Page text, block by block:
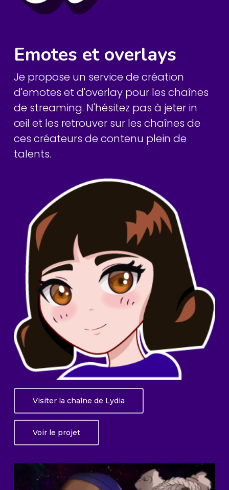
Emotes et overlays
Je propose un service de création
d'emotes et d'overlay pour les chaînes
de streaming. N'hésitez pas à jeter in
œil et les retrouver sur les chaînes de
ces créateurs de contenu plein de
talents.
Visiter la chaîne de Lydia
Voir le projet